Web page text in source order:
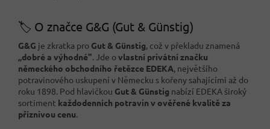
🏷️ O značce G&G (Gut & Günstig)
G&G je zkratka pro Gut & Günstig, což v překladu znamená
„dobré a výhodné". Jde ovlastní privátní značku
německého obchodního řetězce EDEKA, největšího
potravinového uskupení v Německu s kořeny sahajícími až do
roku 1898. Pod hlavičkou Gut & Günstig nabízí EDEKA široký
sortiment každodenních potravin v ověřené kvalitě za
příznivou cenu.